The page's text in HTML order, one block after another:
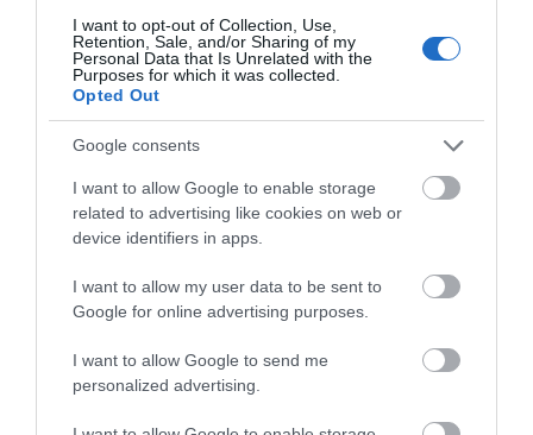
I want to opt-out of Collection, Use,
Retention, Sale, and/or Sharing of my
Personal Data that Is Unrelated with the
Purposes for which it was collected.
Opted Out
Google consents
I want to allow Google to enable storage
related to advertising like cookies on web or
device identifiers in apps.
I want to allow my user data to be sent to
Google for online advertising purposes.
I want to allow Google to send me
personalized advertising.
ενεργειακή αναβάθμιση του 4ου
Δημοτικού Σχολείου Λιβαδειάς
08.08.2026 | 20:40
χωματερές – Έρχονται πρόστιμα
08.08.2026 | 20:20
καταστροφικής πυρκαγιάς – Το
χρονικό της τραγωδίας
Εύβοια: Πότε θα γίνει ο
«Στιφάδο της Παναγίας»